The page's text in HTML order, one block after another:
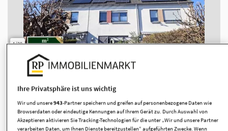
1/20
Modernes Reihenmittelhaus im schönen
Monheim am Rhein mit Garage und
Photovoltai...
Monheim am Rhein / Baumberg
568.000 € 209 m² 128 m²
Ihre Privatsphäre ist uns wichtig
Wir und unsere943-Partner speichern und greifen auf personenbezogene Daten wie
Browserdaten oder eindeutige Kennungen auf Ihrem Gerät zu. Durch Auswahl von
Akzeptieren aktivieren Sie Tracking-Technologien für die unter „Wir und unsere Partner
verarbeiten Daten, um Ihnen Dienste bereitzustellen“ aufgeführten Zwecke. Wenn